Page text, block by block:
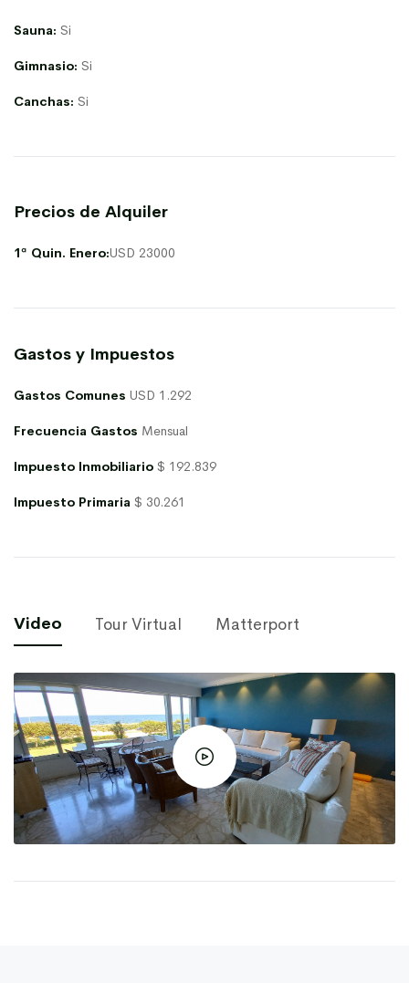
Sauna: Si
Gimnasio: Si
Canchas: Si
Precios de Alquiler
1ª Quin. Enero:USD 23000
Gastos y Impuestos
Gastos Comunes USD 1.292
Frecuencia Gastos Mensual
Impuesto Inmobiliario $ 192.839
Impuesto Primaria $ 30.261
Video Tour Virtual Matterport